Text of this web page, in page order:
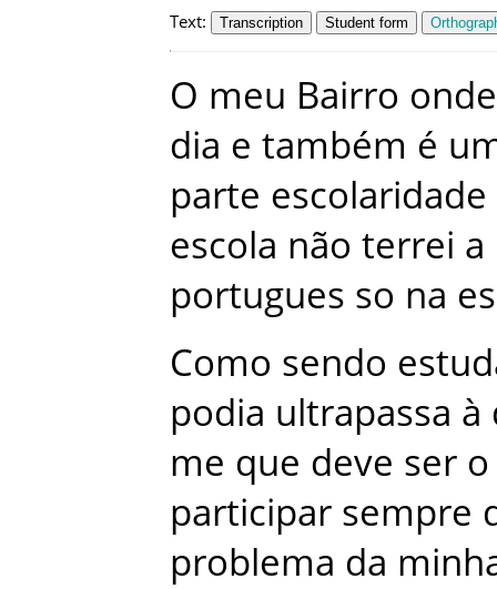
Text: Transcription Student form
O meu Bairro onde
dia e também é
parte escolaridade
escola não terrei a
portugues so na
Como sendo
podia ultrapassa à
me que deve ser o
participar sempre
problema da